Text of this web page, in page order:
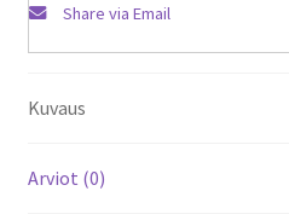
Share via Email
Kuvaus
Arviot (0)